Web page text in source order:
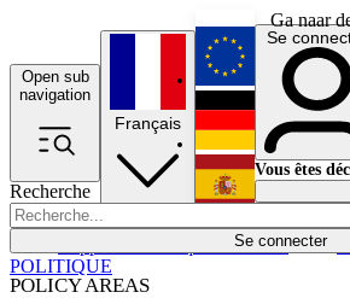
Ga naar
Open sub
navigation
Recherche
Se connecter
POLICY AREAS
Économie
Français
English
Deutsch
Español
Se
Vous êtes
POLITIQUE